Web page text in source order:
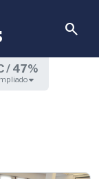
search
/ 47%